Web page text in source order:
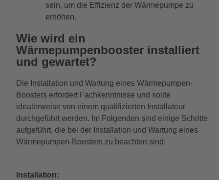
sein, um die Effizienz der Wärmepumpe zu
erhöhen.
Wie wird ein
Wärmepumpenbooster installiert
und gewartet?
Die Installation und Wartung eines Wärmepumpen-
Boosters erfordert Fachkenntnisse und sollte
idealerweise von einem qualifizierten Installateur
durchgeführt werden. Im Folgenden sind einige Schritte
aufgeführt, die bei der Installation und Wartung eines
Wärmepumpen-Boosters zu beachten sind:
Installation: